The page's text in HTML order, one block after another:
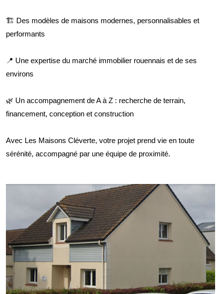
🏗️ Des modèles de maisons modernes, personnalisables et
performants
📍 Une expertise du marché immobilier rouennais et de ses
environs
🌿 Un accompagnement de A à Z : recherche de terrain,
financement, conception et construction
Avec Les Maisons Cléverte, votre projet prend vie en toute
sérénité, accompagné par une équipe de proximité.